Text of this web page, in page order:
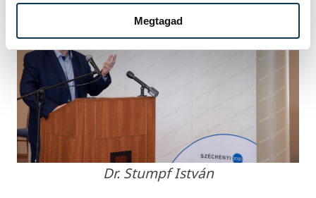
Megtagad
Dr. Stumpf István